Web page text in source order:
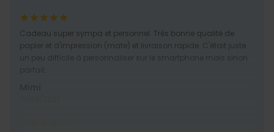
Cadeau super sympa et personnel. Très bonne qualité de
papier et d'impression (mate) et livraison rapide. C'était juste
un peu difficile à personnaliser sur le smartphone mais sinon